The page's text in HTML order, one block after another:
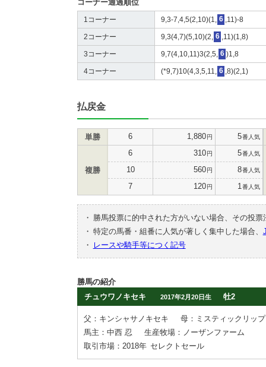
コーナー通過順位
1コーナー 9,3-7,4,5(2,10)(1, 6 ,11)-8
2コーナー 9,3(4,7)(5,10)(2, 6 ,11)(1,8)
3コーナー 9,7(4,10,11)3(2,5, 6 )1,8
4コーナー (*9,7)10(4,3,5,11, 6 ,8)(2,1)
払戻金
単勝 6 1,880円 5番人気
複勝
6 310円 5番人気
10 560円 8番人気
7 120円 1 番人気
・
勝馬投票に的中された方がいない場合、その投
・ 特定の馬番・組番に人気が著しく集中した場合、
・
レースや騎手等につく記号
勝馬の紹介
チュウワノキセキ
2017年2月20日生 牡2
父：キンシャサノキセキ
母：ミスティックリッ
馬主：中西 忍
生産牧場：ノーザンファーム
取引市場：2018年 セレクトセール